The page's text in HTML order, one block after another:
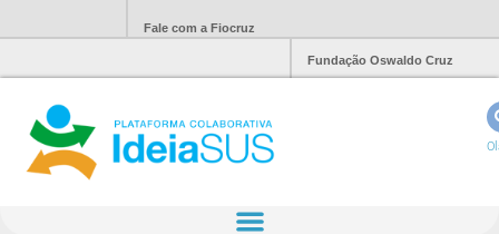
Fale com a Fiocruz
Fundação Oswaldo Cruz